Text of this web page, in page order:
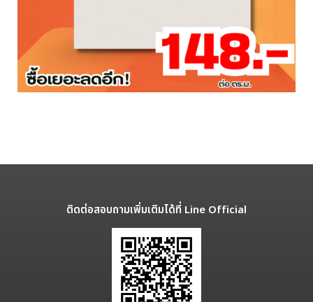
ติดต่อสอบถามเพิ่มเติมได้ที่ Line Official